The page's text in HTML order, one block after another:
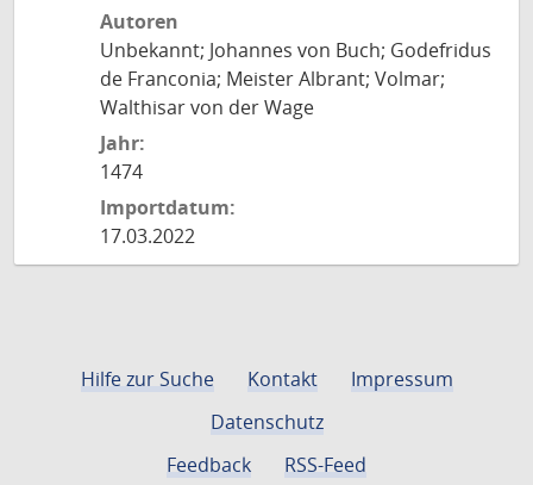
Autoren
Unbekannt; Johannes von Buch; Godefridus
de Franconia; Meister Albrant; Volmar;
Walthisar von der Wage
Jahr:
1474
Importdatum:
17.03.2022
Hilfe zur Suche Kontakt
Impressum
Datenschutz
Feedback
RSS-Feed